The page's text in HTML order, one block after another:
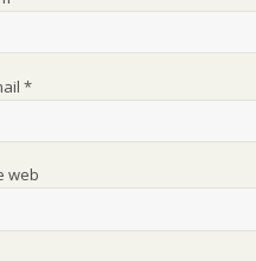
*
web